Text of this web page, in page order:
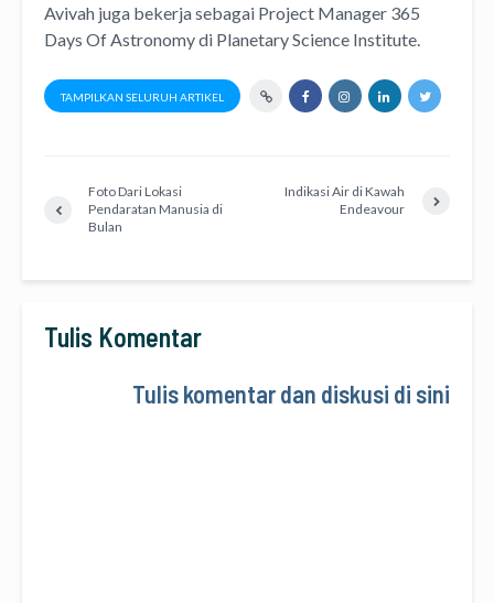
Avivah juga bekerja sebagai Project Manager 365
Days Of Astronomydi Planetary Science Institute.
TAMPILKAN SELURUH ARTIKEL
Foto Dari Lokasi
Pendaratan Manusia di
Bulan
Indikasi Air di Kawah
Endeavour
Tulis Komentar
Tulis komentar dan diskusi di sini